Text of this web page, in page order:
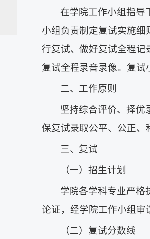
在学院工作小组指导
小组负责制定复试实施细
行复试、做好复试全程记
复试全程录音录像。复试
二、工作原则
坚持综合评价、择优
保复试录取公平、公正、
三、复试
（一）招生计划
学院各学科专业严格
论证，经学院工作小组审
（二）复试分数线